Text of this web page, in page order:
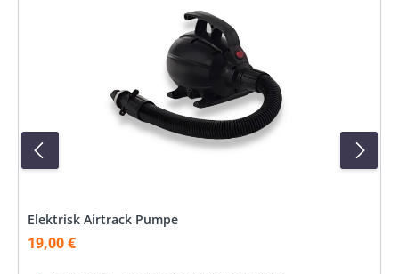
Elektrisk Airtrack Pumpe
Verkaufspreis:
19,00 €